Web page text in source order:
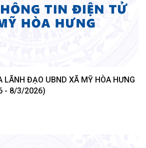
LÃNH ĐẠO UBND XÃ MỸ HÒA HƯNG
- 8/3/2026)